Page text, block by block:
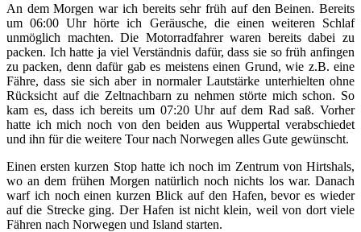
An dem Morgen war ich bereits sehr früh auf den Beinen. Bereits
um 06:00 Uhr hörte ich Geräusche, die einen weiteren Schlaf
unmöglich machten. Die Motorradfahrer waren bereits dabei zu
packen. Ich hatte ja viel Verständnis dafür, dass sie so früh anfingen
zu packen, denn dafür gab es meistens einen Grund, wie z.B. eine
Fähre, dass sie sich aber in normaler Lautstärke unterhielten ohne
Rücksicht auf die Zeltnachbarn zu nehmen störte mich schon. So
kam es, dass ich bereits um 07:20 Uhr auf dem Rad saß. Vorher
hatte ich mich noch von den beiden aus Wuppertal verabschiedet
und ihn für die weitere Tour nach Norwegen alles Gute gewünscht.
Einen ersten kurzen Stop hatte ich noch im Zentrum von Hirtshals,
wo an dem frühen Morgen natürlich noch nichts los war. Danach
warf ich noch einen kurzen Blick auf den Hafen, bevor es wieder
auf die Strecke ging. Der Hafen ist nicht klein, weil von dort viele
Fähren nach Norwegen und Island starten.